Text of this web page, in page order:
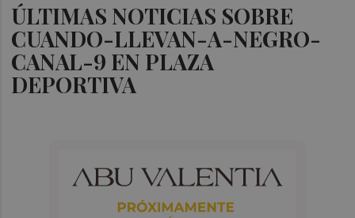
ÚLTIMAS NOTICIAS SOBRE
CUANDO-LLEVAN-A-NEGRO-
CANAL-9 EN PLAZA
DEPORTIVA